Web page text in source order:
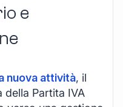
e
nuova attività, il
Partita IVA